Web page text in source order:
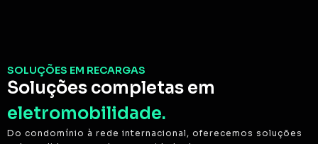
SOLUÇÕES EM RECARGAS
Soluções completas em
eletromobilidade.
Do condomínio à rede internacional, oferecemos soluções